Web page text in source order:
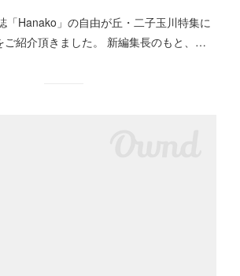
「Hanako」の自由が丘・二子玉川特集に
ご紹介頂きました。 新編集長のもと、…